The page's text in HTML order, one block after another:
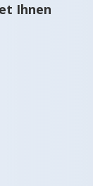
Ihnen